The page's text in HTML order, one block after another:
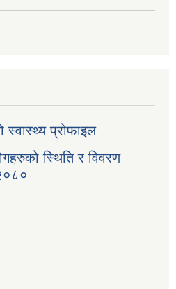
स्वास्थ्य प्रोफाइल
स्थिति र विवरण